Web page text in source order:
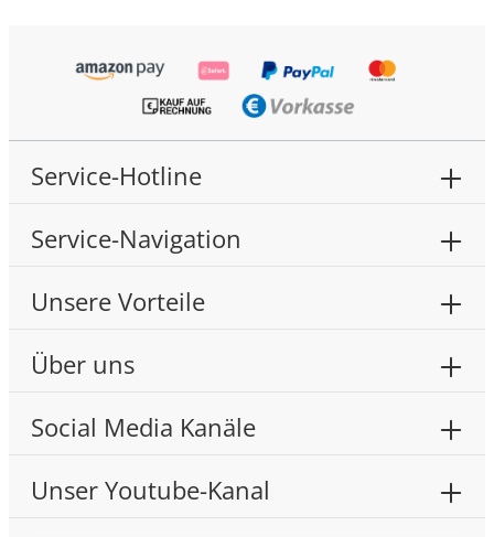
Service-Hotline
Service-Navigation
Unsere Vorteile
Über uns
Social Media Kanäle
Unser Youtube-Kanal